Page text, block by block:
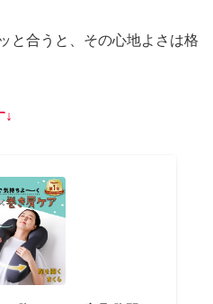
と合うと、その心地よさは格
↓